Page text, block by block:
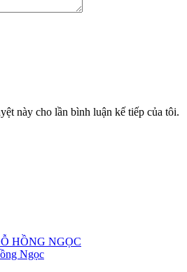
này cho lần bình luận kế tiếp của tôi.
HỒNG NGỌC
Ngọc